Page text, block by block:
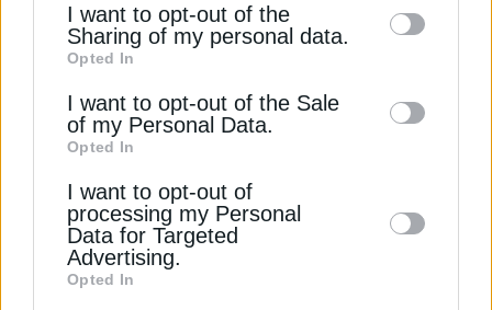
information by third parties on the IAB’s list
of downstream participants. This
information may also be disclosed by us to
third parties on theIAB’s List of
Downstream Participants
disclose it to other third parties.
I want to opt-out of the
Sharing of my personal data.
Opted In
I want to opt-out of the Sale
of my Personal Data.
Opted In
I want to opt-out of
processing my Personal
Data for Targeted
Advertising.
Opted In
Τετ α τετ Μανιάτη με τον νέο
Επίτροπο Ενέργειας Νταν
Γιόργκενσεν
Ο Γιάννης Μανιάτης έθεσε υπόψη του
προτεινόμενου Επιτρόπου Ενέργειας, Νταν
Γιόργκενσεν, το θέμα των υψηλών τιμών ενέργειας
στην Ελλάδα
Λαλέλα Χρυσανθοπούλου